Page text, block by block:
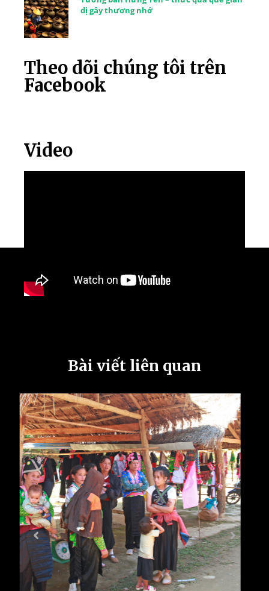
dị gây thương nhớ
Theo dõi chúng tôi trên
Facebook
Video
Bài viết liên quan